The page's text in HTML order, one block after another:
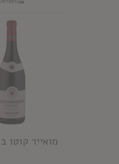
מואייר קוטו